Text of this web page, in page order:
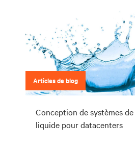
Articles de blog
Conception de systèmes
liquide pour datacenters